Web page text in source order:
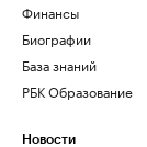
Финансы
Биографии
База знаний
РБК Образование
Новости